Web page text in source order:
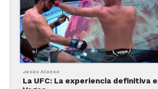
experiencia interactiva diseñada para
pequeños.
3. SeaWorld
Jesús Alonso
La UFC: La experiencia definitiva